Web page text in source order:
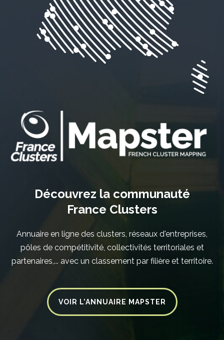
Découvrez la communauté
France Clusters
Annuaire en ligne des clusters, réseaux d'entreprises,
pôles de compétitivité, collectivités territoriales et
partenaires,... avec un classement par filière et territoire.
VOIR L’ANNUAIRE MAPSTER